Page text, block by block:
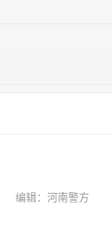
编辑：河南警方